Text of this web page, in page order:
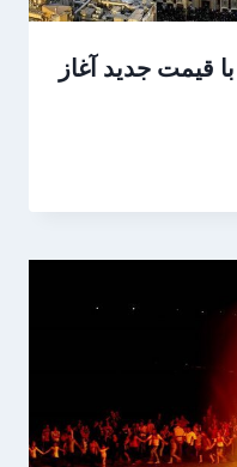
قیمت جدید آغاز